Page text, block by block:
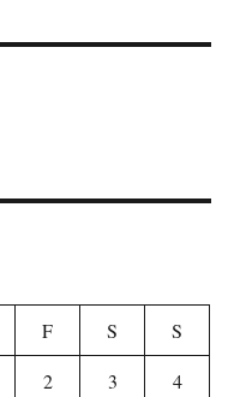
F S
S
2 3
4